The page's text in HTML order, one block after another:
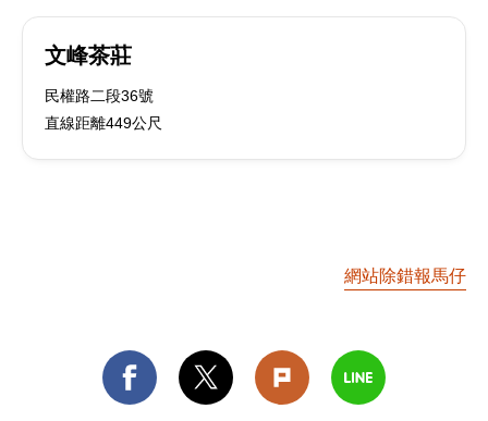
文峰茶莊
民權路二段36號
直線距離449公尺
網站除錯報馬仔